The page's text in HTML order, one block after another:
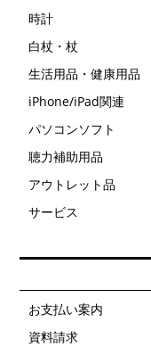
時計
白杖・杖
生活用品・健康用品
iPhone/iPad関連
パソコンソフト
聴力補助用品
アウトレット品
サービス
お支払い案内
資料請求